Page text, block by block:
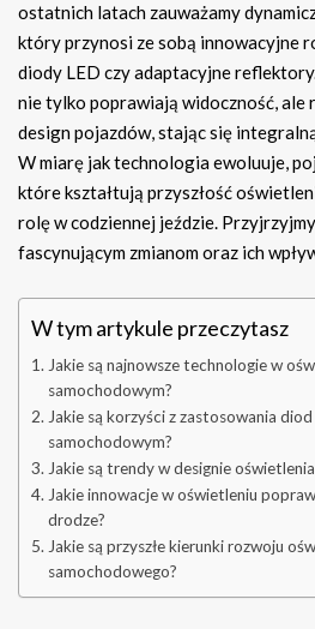
ostatnich latach zauważamy
który przynosi ze sobą innowacyjne
diody LED czy adaptacyjne
nie tylko poprawiają widoczność, ale
design pojazdów, stając się
W miarę jak technologia ewoluuje,
które kształtują przyszłość
rolę w codziennej jeździe.
fascynującym zmianom oraz ich
W tym artykule przeczytasz
Jakie są najnowsze technologie w
samochodowym?
Jakie są korzyści z zastosowania
samochodowym?
Jakie są trendy w designie
Jakie innowacje w oświetleniu
drodze?
Jakie są przyszłe kierunki rozwoju
samochodowego?